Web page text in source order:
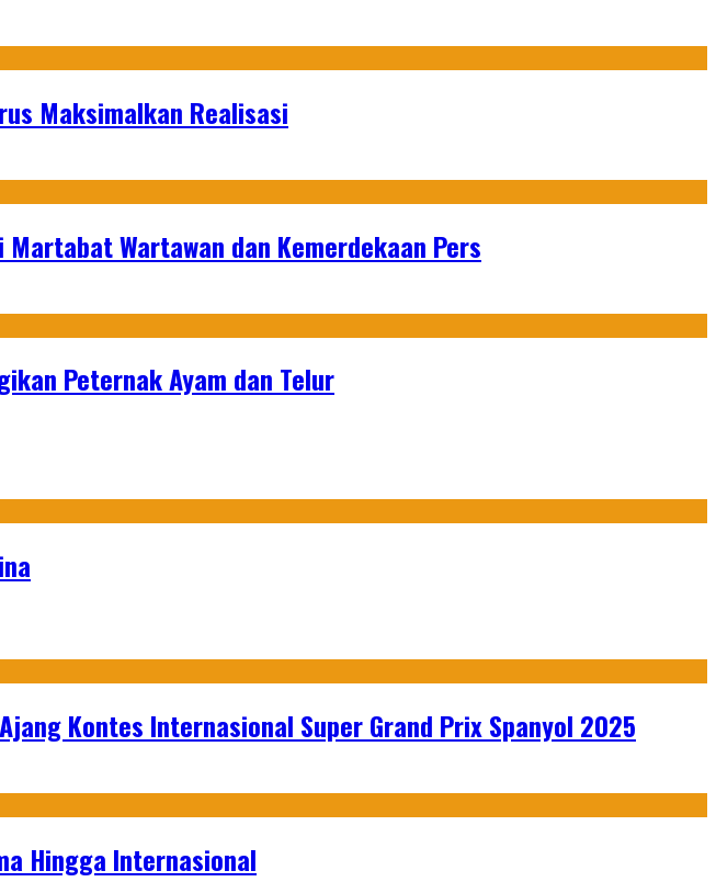
Maksimalkan Realisasi
Wartawan dan Kemerdekaan Pers
Peternak Ayam dan Telur
Kontes Internasional Super Grand Prix Spanyol 2025
Hingga Internasional